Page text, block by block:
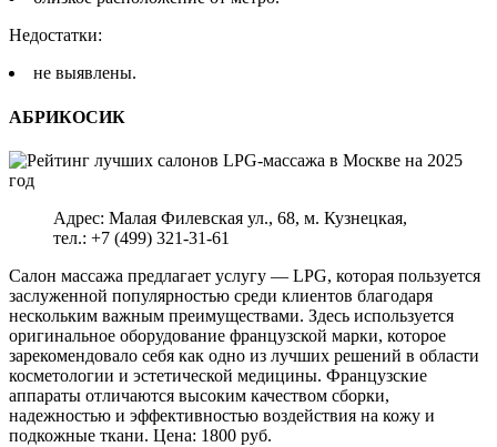
Недостатки:
не выявлены.
АБРИКОСИК
Адрес: Малая Филевская ул., 68, м. Кузнецкая,
тел.: +7 (499) 321-31-61
Салон массажа предлагает услугу — LPG, которая пользуется
заслуженной популярностью среди клиентов благодаря
нескольким важным преимуществами. Здесь используется
оригинальное оборудование французской марки, которое
зарекомендовало себя как одно из лучших решений в области
косметологии и эстетической медицины. Французские
аппараты отличаются высоким качеством сборки,
надежностью и эффективностью воздействия на кожу и
подкожные ткани. Цена: 1800 руб.